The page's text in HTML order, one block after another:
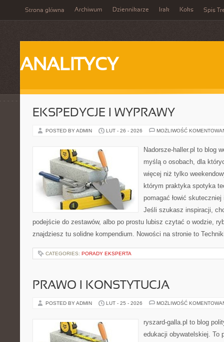
Strona główna Archiwum Dziennikarze Irak Koks Spis
ANALITYCY
EKSPEDYCJE I WYPRAWY
POSTED BY ADMIN LUT - 26 - 2026 MOŻLIWOŚĆ
Nadorsze-haller.pl to blog
myślą o osobach, dla
więcej niż tylko
którym praktyka spotyka
pomagać łowić
Jeśli szukasz inspiracji,
podejście do zestawów, albo po prostu lubisz czytać o wodzie,
znajdziesz tu solidne kompendium. Nowości na stronie to
CATEGORIES: PORADY EKSPERTA
PRAWO I KONSTYTUCJA
POSTED BY ADMIN LUT - 25 - 2026 MOŻLIWOŚĆ
ryszard-galla.pl to blog
edukacji obywatelskiej. To